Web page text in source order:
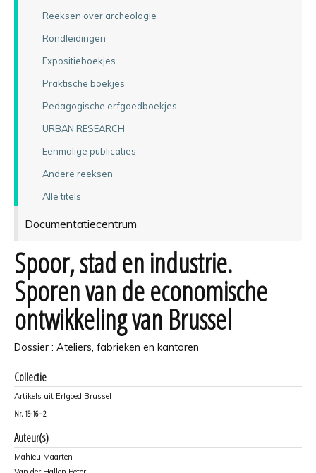
Reeksen over archeologie
Rondleidingen
Expositieboekjes
Praktische boekjes
Pedagogische erfgoedboekjes
URBAN RESEARCH
Eenmalige publicaties
Andere reeksen
Alle titels
Documentatiecentrum
Spoor, stad en industrie.
Sporen van de economische
ontwikkeling van Brussel
Dossier : Ateliers, fabrieken en kantoren
Collectie
Artikels uit Erfgoed Brussel
Nr. 15-16 - 2
Auteur(s)
Mahieu Maarten